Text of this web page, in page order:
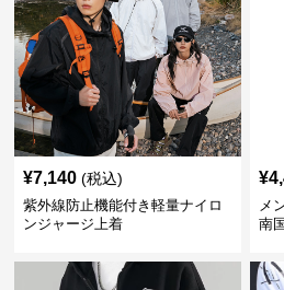
¥7,140 (税込)
紫外線防止機能付き軽量ナイロ
ンジャージ上着
¥
メ
南